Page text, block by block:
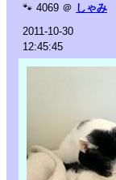
🐾 4069 ＠ しゃみ
2011-10-30
12:45:45